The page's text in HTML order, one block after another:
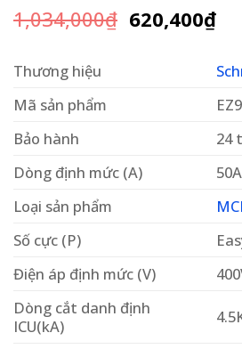
1,034,000₫ Giá
1,034,000₫.
620,400₫Giá
là:
Thương hiệu
Mã sản phẩm
Bảo hành
24
Dòng định mức (A)
50A
Loại sản phẩm
Số cực (P)
Điện áp định mức (V)
Dòng cắt danh định
ICU(kA)